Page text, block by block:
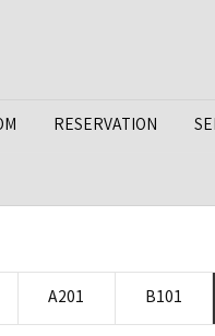
RESERVATION
A201 B101